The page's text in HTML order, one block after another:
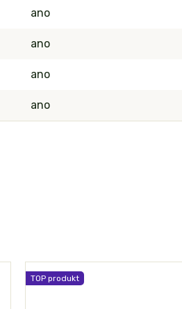
ano
ano
ano
ano
TOP produkt